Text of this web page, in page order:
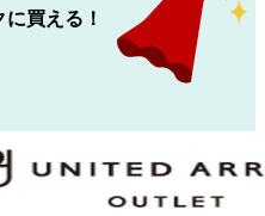
買える！